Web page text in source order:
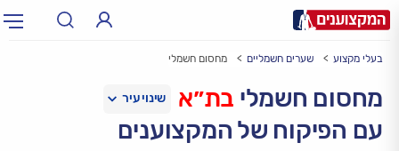
עירעיר: תל אביב, חיפה…
בעלי מקצוע שערים חשמליים מחסום חשמלי
מחסום חשמלי בת״א
עם הפיקוח של המקצוענים